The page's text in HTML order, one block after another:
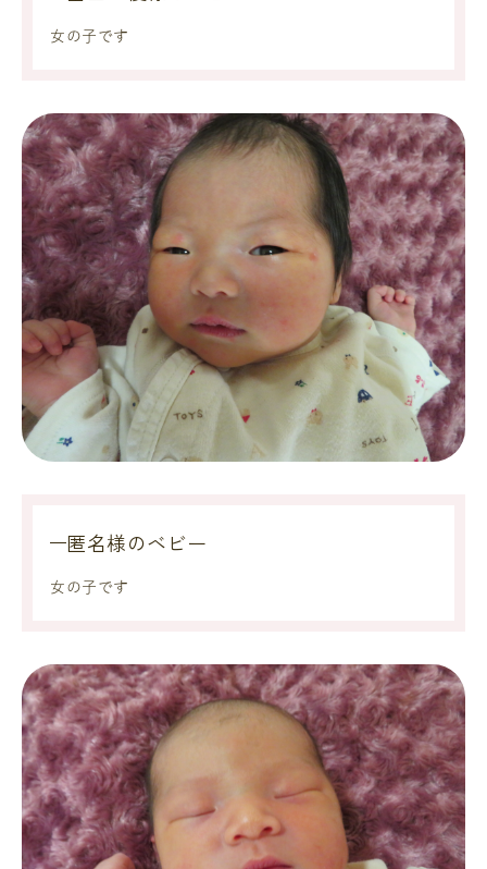
女の子です
匿名様のベビー
女の子です